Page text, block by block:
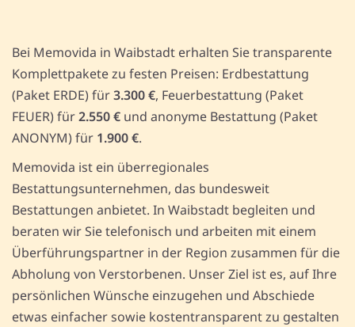
Bei Memovida in Waibstadt erhalten Sie transparente
Komplettpakete zu festen Preisen: Erdbestattung
(Paket ERDE) für3.300 €, Feuerbestattung (Paket
FEUER) für2.550 € und anonyme Bestattung (Paket
ANONYM) für 1.900 €.
Memovida ist ein überregionales
Bestattungsunternehmen, das bundesweit
Bestattungen anbietet. In Waibstadt begleiten und
beraten wir Sie telefonisch und arbeiten mit einem
Überführungspartner in der Region zusammen für die
Abholung von Verstorbenen. Unser Ziel ist es, auf Ihre
persönlichen Wünsche einzugehen und Abschiede
etwas einfacher sowie kostentransparent zu gestalten